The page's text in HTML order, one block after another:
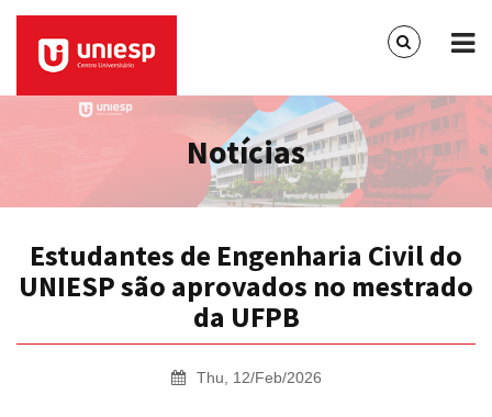
Notícias
Estudantes de Engenharia Civil do
UNIESP são aprovados no mestrado
da UFPB
Thu, 12/Feb/2026